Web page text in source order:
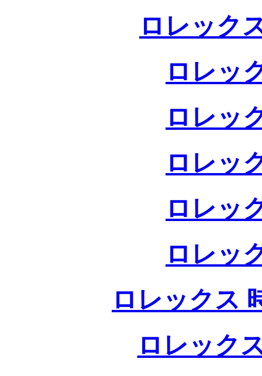
ロレック
ロレッ
ロレッ
ロレッ
ロレッ
ロレッ
ロレックス
ロレック